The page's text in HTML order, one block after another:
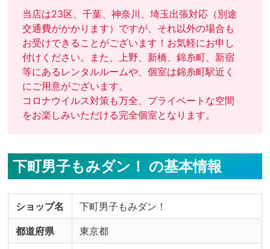
男性に興味があるけど勇気が出ない、ゲイマッサージが初
めてなので不安を感じる。そんな初心者の方こそ、ぜひ当
店をご利用ください。
当店のスタッフが最初から最後まで気持ちよくリードい
たしますので安心してご利用ください。
当店は23区、千葉、神奈川、埼玉出張対応（別途
交通費がかかります）ですが、それ以外の場合も
お受けできることがございます！お気軽にお申し
付けください。また、上野、新橋、錦糸町、新宿
等にあるレンタルルームや、個室は錦糸町駅近く
にご用意がございます。
コロナウイルス対策も万全、プライベートな空間
をお楽しみいただける完全個室となります。
下町男子もみダン！ の基本情報
ショップ名 下町男子もみダン！
都道府県 東京都